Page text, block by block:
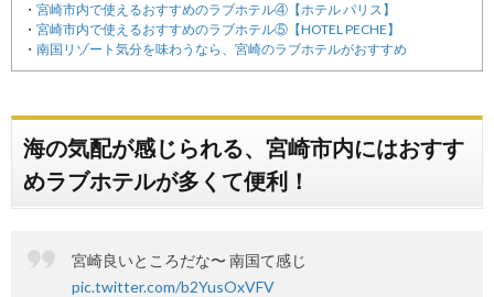
宮崎市内で使えるおすすめのラブホテル④【ホテル パリス】
宮崎市内で使えるおすすめのラブホテル⑤【HOTEL PECHE】
南国リゾート気分を味わうなら、宮崎のラブホテルがおすすめ
海の気配が感じられる、宮崎市内にはおすす
めラブホテルが多くて便利！
宮崎良いところだな〜 南国て感じ
pic.twitter.com/b2YusOxVFV